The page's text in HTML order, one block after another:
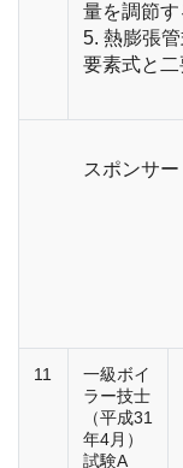
量を調節す
5. 熱膨張
要素式と二
スポンサー
11
一級ボイ
ラー技士
（平成31
年4月）
試験A